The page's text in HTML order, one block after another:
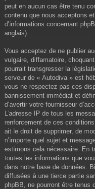
peut en aucun cas être tenu
contenu que nous acceptons
d’informations concernant
anglais).
Vous acceptez de ne publier
vulgaire, diffamatoire,
pourrait transgresser la
serveur de « Autodiva » est
vous ne respectez pas ces
bannissement immédiat et
d’avertir votre fournisseur
L’adresse IP de tous les
renforcement de ces
ait le droit de supprimer, de
n’importe quel sujet et
estimons cela nécessaire. En
toutes les informations que
dans notre base de données.
diffusées à une tierce partie
phpBB, ne pourront être tenus